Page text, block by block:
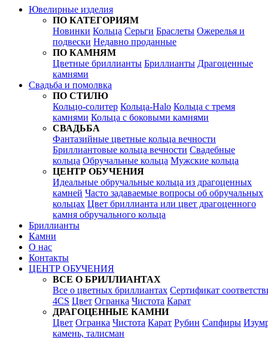
Ювелирные изделия
ПО КАТЕГОРИЯМ
Новинки Кольца Серьги Браслеты Ожерелья и
подвески Недавно проданные
ПО КАМНЯМ
Цветные бриллианты Бриллианты Драгоценные
камнями
Свадьба и помолвка
ПО СТИЛЮ
Кольцо-солитер Кольца-Halo Кольца c тремя
камнями Кольца c боковыми камнями
СВАДЬБА
Фантазийные цветные кольца вечности
Бриллиантовые кольца вечности Свадебные
кольца Обручальные кольца Мужские кольца
ЦЕНТР ОБУЧЕНИЯ
Идеальные обручальные кольца из драгоценных
камней Часто задаваемые вопросы об обручальных
кольцах Цвет бриллианта или цвет драгоценного
камня обручального кольца
Бриллианты
Камни
О нас
Контакты
ЦЕНТР ОБУЧЕНИЯ
ВСЕ О БРИЛЛИАНТАХ
Все о цветных бриллиантах Сертификат
4CS Цвет Огранка Чистота Карат
ДРАГОЦЕННЫЕ КАМНИ
Цвет Огранка Чистота Карат Рубин Сапфиры
камень, талисман